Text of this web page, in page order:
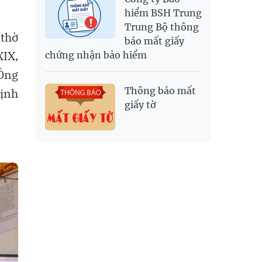
hiểm BSH Trung
Trung Bộ thông
báo mất giấy
chứng nhận bảo hiểm
Thông báo mất
giấy tờ